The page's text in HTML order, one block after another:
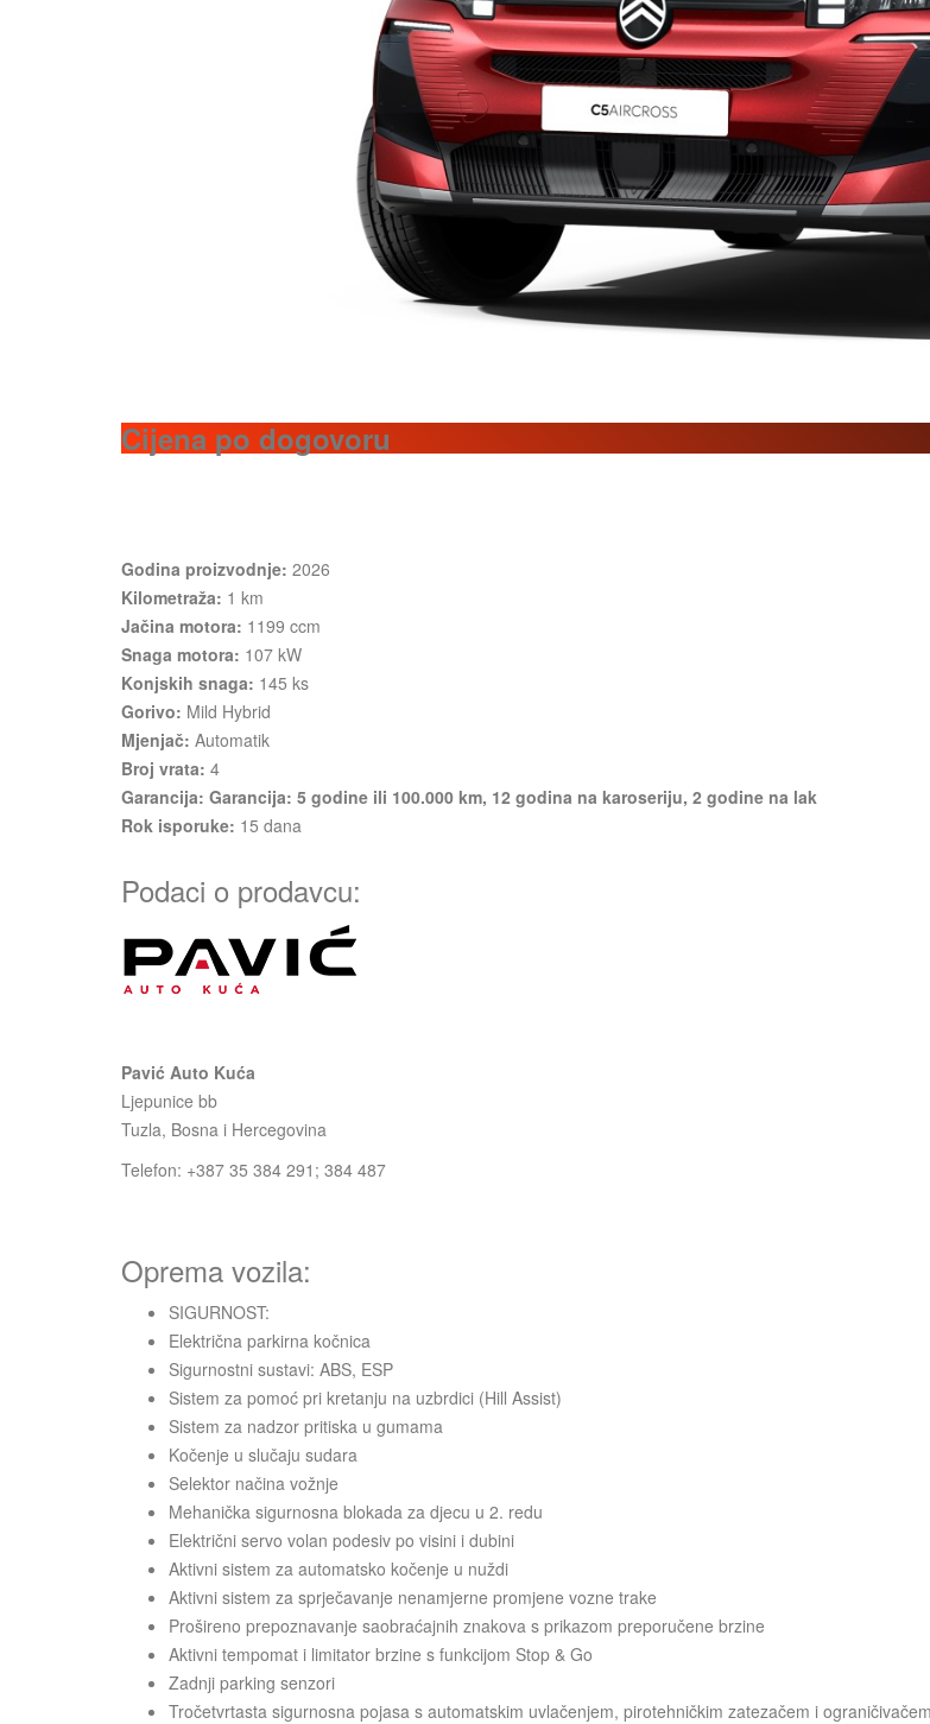
Cijena po dogovoru
Godina proizvodnje: 2026
Kilometraža: 1 km
Jačina motora: 1199 ccm
Snaga motora: 107 kW
Konjskih snaga: 145 ks
Gorivo: Mild Hybrid
Mjenjač: Automatik
Broj vrata: 4
Garancija: Garancija: 5 godine ili 100.000 km, 12 godina na karoseriju, 2 godine na lak
Rok isporuke: 15 dana
Podaci o prodavcu:
Pavić Auto Kuća
Ljepunice bb
Tuzla, Bosna i Hercegovina
Telefon: +387 35 384 291; 384 487
Oprema vozila:
SIGURNOST:
Električna parkirna kočnica
Sigurnostni sustavi: ABS, ESP
Sistem za pomoć pri kretanju na uzbrdici (Hill Assist)
Sistem za nadzor pritiska u gumama
Kočenje u slučaju sudara
Selektor načina vožnje
Mehanička sigurnosna blokada za djecu u 2. redu
Električni servo volan podesiv po visini i dubini
Aktivni sistem za automatsko kočenje u nuždi
Aktivni sistem za sprječavanje nenamjerne promjene vozne trake
Prošireno prepoznavanje saobraćajnih znakova s prikazom preporučene brzine
Aktivni tempomat i limitator brzine s funkcijom Stop & Go
Zadnji parking senzori
Tročetvrtasta sigurnosna pojasa s automatskim uvlačenjem, pirotehničkim zatezačem i